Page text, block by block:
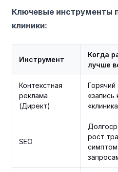
Ключевые инструменты
клиники:
Инструмент
Когда
лучше
Контекстная
реклама
(Директ)
Горячий
«запись
SEO
рост